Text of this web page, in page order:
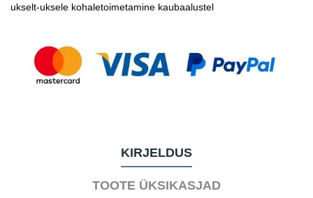
ukselt-uksele kohaletoimetamine kaubaalustel
KIRJELDUS
TOOTE ÜKSIKASJAD